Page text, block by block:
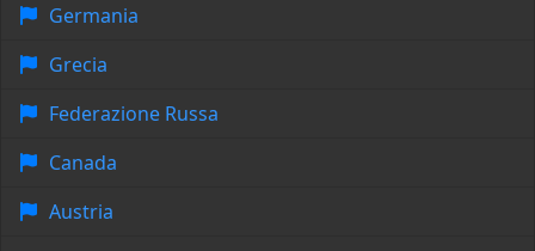
Germania
Grecia
Federazione Russa
Canada
Austria